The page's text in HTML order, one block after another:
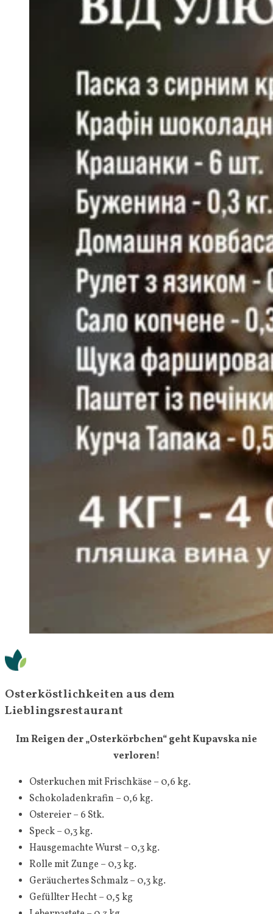
Osterköstlichkeiten aus dem
Lieblingsrestaurant
Im Reigen der „Osterkörbchen“ geht Kupavska nie
verloren!
Osterkuchen mit Frischkäse – 0,6 kg.
Schokoladenkrafin – 0,6 kg.
Ostereier – 6 Stk.
Speck – 0,3 kg.
Hausgemachte Wurst – 0,3 kg.
Rolle mit Zunge – 0,3 kg.
Geräuchertes Schmalz – 0,3 kg.
Gefüllter Hecht – 0,5 kg